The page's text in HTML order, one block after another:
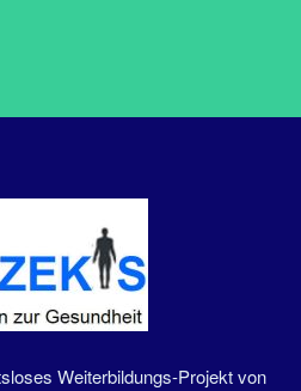
Weiterbildungs-Projekt von